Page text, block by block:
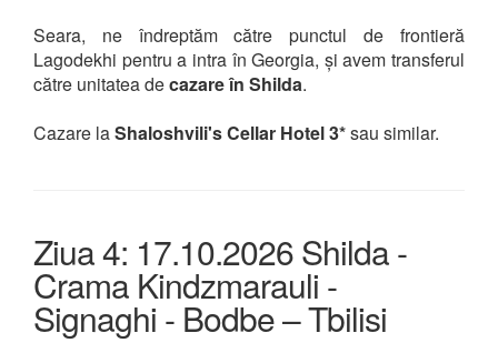
Seara, ne îndreptăm către punctul de frontieră
Lagodekhi pentru a intra în Georgia, și avem transferul
către unitatea decazare în Shilda.
Cazare laShaloshvili's Cellar Hotel3*sau similar.
Ziua 4: 17.10.2026 Shilda -
Crama Kindzmarauli -
Signaghi - Bodbe – Tbilisi